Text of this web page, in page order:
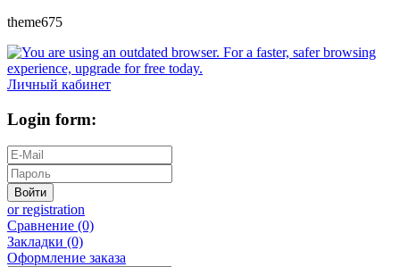
theme675
Личный кабинет
Login form:
Войти
or registration
Сравнение (0)
Закладки (0)
Оформление заказа